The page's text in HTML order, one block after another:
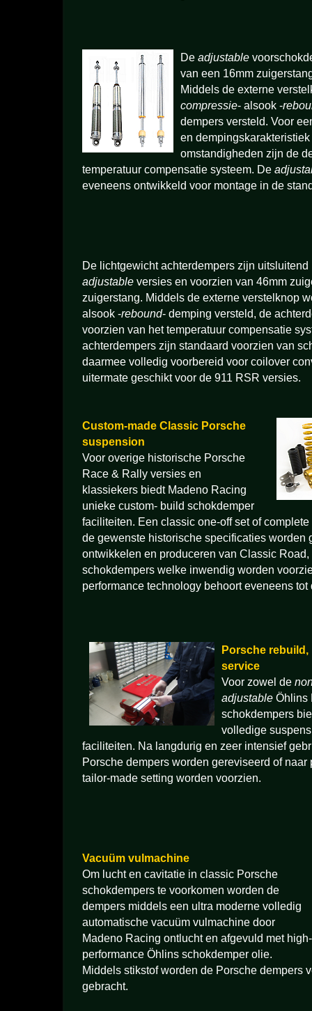
De adjustable
van een 16mm
Middels de externe
compressie- alsook -
dempers versteld. Voor
en
omstandigheden zijn de
temperatuur compensatie systeem. De
eveneens ontwikkeld voor montage in de
De lichtgewicht achterdempers zijn
adjustable versies en voorzien van 46mm
zuigerstang. Middels de externe verstelknop
alsook -rebound- demping versteld, de
voorzien van het temperatuur compensatie
achterdempers zijn standaard voorzien van
daarmee volledig voorbereid voor coilover
uitermate geschikt voor de 911 RSR versies.
Custom-made Classic Porsche
suspension
Voor overige historische Porsche
Race & Rally versies en
klassiekers biedt Madeno Racing
unieke custom- build schokdemper
faciliteiten. Een classic one-off set of
de gewenste historische specificaties worden
ontwikkelen en produceren van Classic
schokdempers welke inwendig worden
performance technology behoort eveneens
Porsche
service
Voor zowel de
adjustable Öhlins
schokdempers
volledige
faciliteiten. Na langdurig en zeer intensief
Porsche dempers worden gereviseerd of
tailor-made setting worden voorzien.
Vacuüm vulmachine
Om lucht en cavitatie in classic Porsche
schokdempers te voorkomen worden de
dempers middels een ultra moderne volledig
automatische vacuüm vulmachine door
Madeno Racing ontlucht en afgevuld met high-
performance Öhlins schokdemper olie.
Middels stikstof worden de Porsche dempers
gebracht.